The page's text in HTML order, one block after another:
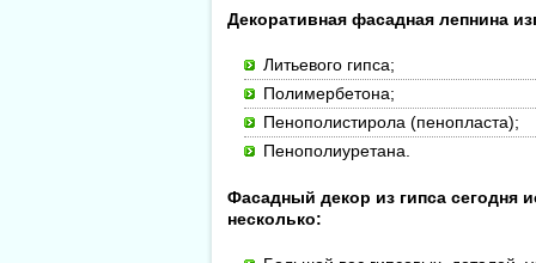
Декоративная фасадная лепнина
Литьевого гипса;
Полимербетона;
Пенополистирола (пенопласта);
Пенополиуретана.
Фасадный декор из гипса сегодня
несколько: